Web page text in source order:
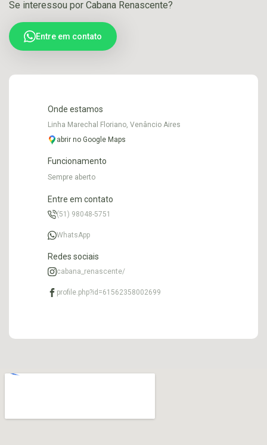
Se interessou por Cabana Renascente?
Entre em contato
Onde estamos
Linha Marechal Floriano, Venâncio Aires
abrir no Google Maps
Funcionamento
Sempre aberto
Entre em contato
(51) 98048-5751
WhatsApp
Redes sociais
cabana_renascente/
profile.php?id=61562358002699